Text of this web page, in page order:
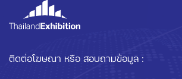
ติดต่อโฆษณา หรือ สอบถามข้อมูล :